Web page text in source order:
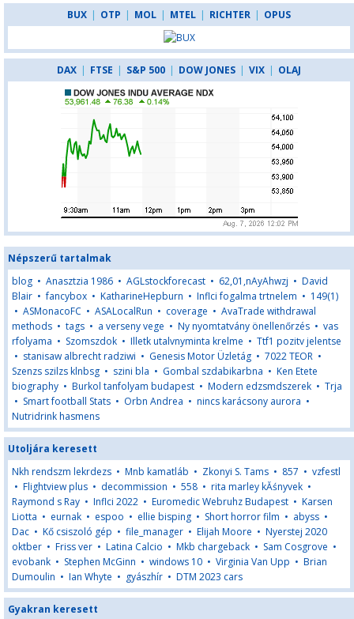
BUX | OTP | MOL | MTEL | RICHTER | OPUS
DAX | FTSE | S&P 500 | DOW JONES | VIX | OLAJ
Népszerű tartalmak
blog • Anasztzia 1986 • AGLstockforecast • 62,01,nAyAhwzj • David
Blair •fancybox • KatharineHepburn • Inflci fogalma trtnelem • 149(1)
• ASMonacoFC • ASALocalRun • coverage • AvaTrade withdrawal
methods • tags • a verseny vege • Ny nyomtatvány önellenőrzés • vas
rfolyama • Szomszdok • Illetk utalvnyminta krelme • Ttf1 pozitv jelentse
• stanisaw albrecht radziwi • Genesis Motor Üzletág • 7022 TEOR •
Szenzs szilzs klnbsg • szini bla • Gombal szdabikarbna • Ken Etete
biography • Burkol tanfolyam budapest • Modern edzsmdszerek • Trja
• Smart football Stats • Orbn Andrea • nincs karácsony aurora •
Nutridrink hasmens
Utoljára keresett
Nkh rendszm lekrdezs • Mnb kamatláb • Zkonyi S. Tams • 857 • vzfestl
• Flightview plus • decommission • 558 • rita marley kĂśnyvek •
Raymond s Ray • Inflci 2022 • Euromedic Webruhz Budapest • Karsen
Liotta • eurnak • espoo • ellie bisping • Short horror film • abyss •
Dac • Kő csiszoló gép • file_manager • Elijah Moore • Nyerstej 2020
oktber • Friss ver • Latina Calcio • Mkb chargeback • Sam Cosgrove •
evobank • Stephen McGinn • windows 10 • Virginia Van Upp • Brian
Dumoulin • Ian Whyte • gyászhír • DTM 2023 cars
Gyakran keresett